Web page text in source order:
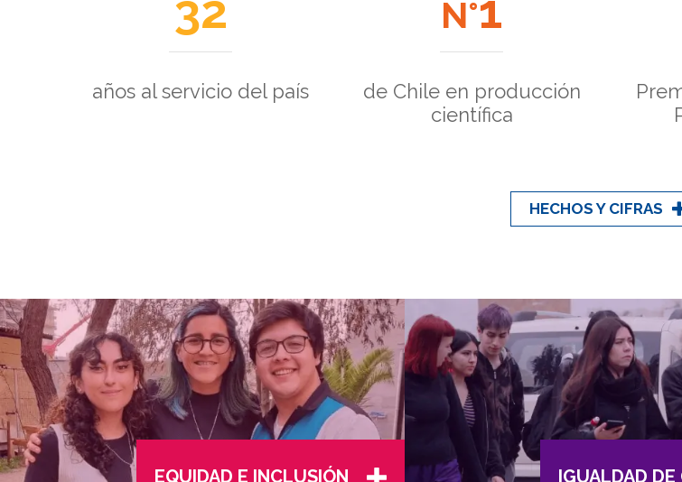
años al servicio del país
154
de Chile en producción
científica
1
HECHOS Y CIFRAS
EQUIDAD E INCLUSIÓN IGUALDAD DE